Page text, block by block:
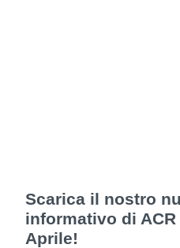
Scarica il nostro
informativo di
Aprile!